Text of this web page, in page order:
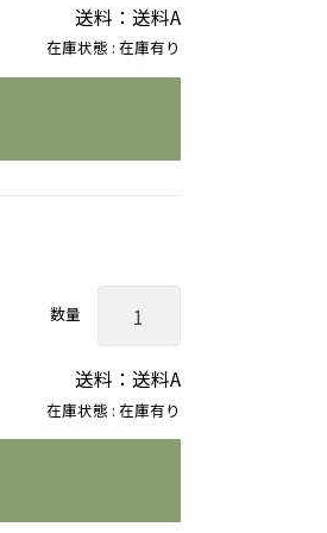
在庫状態 : 在庫有り
送料：送料A
在庫状態 : 在庫有り
数量
送料：送料A